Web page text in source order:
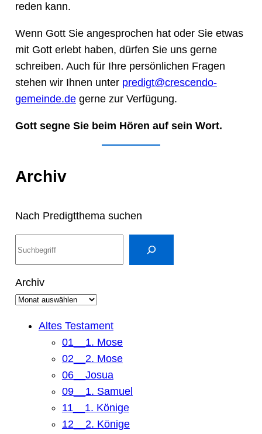
reden kann.
Wenn Gott Sie angesprochen hat oder Sie etwas
mit Gott erlebt haben, dürfen Sie uns gerne
schreiben. Auch für Ihre persönlichen Fragen
stehen wir Ihnen unter predigt@crescendo-
gemeinde.degerne zur Verfügung.
Gott segne Sie beim Hören auf sein Wort.
Archiv
Nach Predigtthema suchen
h
e
Archiv
Altes Testament
01__1. Mose
02__2. Mose
06__Josua
09__1. Samuel
11__1. Könige
12__2. Könige